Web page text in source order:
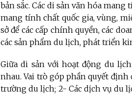
bản sắc. Các di sản văn hóa
mang tính chất quốc gia, vùng,
sở để các cấp chính quyền, các
các sản phẩm du lịch, phát triển
Giữa di sản với hoạt động du
nhau. Vai trò góp phần quyết
trường du lịch; 2- Các dịch vụ du